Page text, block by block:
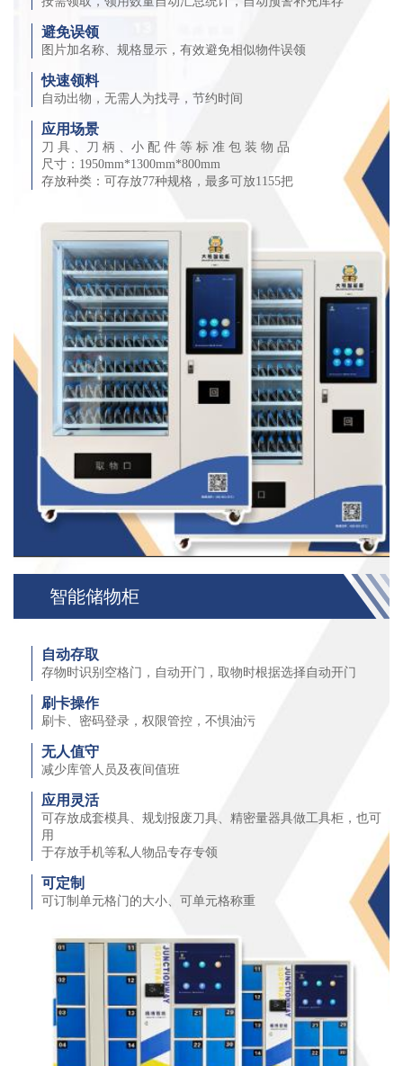
避免误领
图片加名称、规格显示，有效避免相似物件误领
快速领料
自动出物，无需人为找寻，节约时间
应用场景
刀 具 、刀 柄 、小 配 件 等 标 准 包 装 物 品
尺寸：1950mm*1300mm*800mm
存放种类：可存放77种规格，最多可放1155把
智能储物柜
自动存取
存物时识别空格⻔，自动开⻔，取物时根据选择自动开⻔
刷卡操作
刷卡、密码登录，权限管控，不惧油污
无人值守
减少库管人员及夜间值班
应用灵活
可存放成套模具、规划报废刀具、精密量器具做工具柜，也可
用
于存放手机等私人物品专存专领
可定制
可订制单元格门的大小、可单元格称重